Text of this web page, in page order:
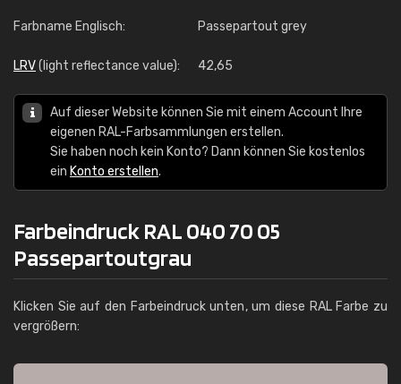
Farbname Englisch: Passepartout grey
LRV(light reflectance value): 42,65
Auf dieser Website können Sie mit einem Account Ihre
eigenen RAL-Farbsammlungen erstellen.
Sie haben noch kein Konto? Dann können Sie kostenlos
ein Konto erstellen.
Farbeindruck RAL 040 70 05
Passepartoutgrau
Klicken Sie auf den Farbeindruck unten, um diese RAL Farbe zu
vergrößern: